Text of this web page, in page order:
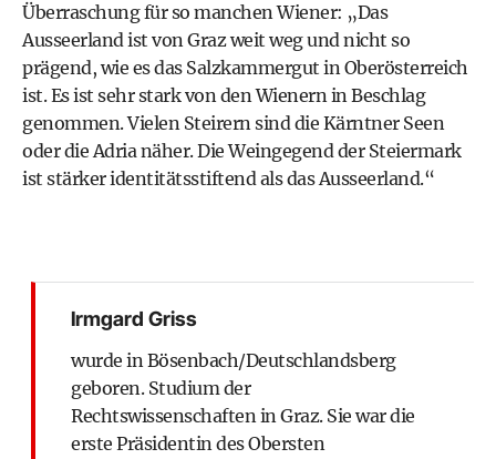
Überraschung für so manchen Wiener: „Das
Ausseerland ist von Graz weit weg und nicht so
prägend, wie es das Salzkammergut in Oberösterreich
ist. Es ist sehr stark von den Wienern in Beschlag
genommen. Vielen Steirern sind die Kärntner Seen
oder die Adria näher. Die Weingegend der Steiermark
ist stärker identitätsstiftend als das Ausseerland.“
Irmgard Griss
wurde in Bösenbach/Deutschlandsberg
geboren. Studium der
Rechtswissenschaften in Graz. Sie war die
erste Präsidentin des Obersten